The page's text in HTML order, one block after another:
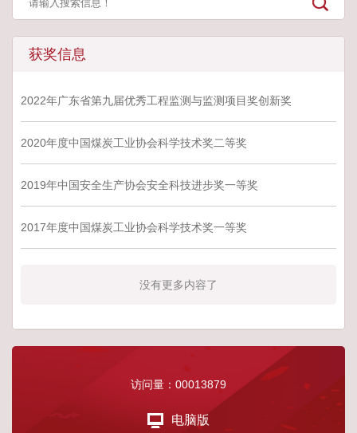
获奖信息
2022年广东省第九届优秀工程监测与监测项目奖创新奖
2020年度中国煤炭工业协会科学技术奖二等奖
2019年中国安全生产协会安全科技进步奖一等奖
2017年度中国煤炭工业协会科学技术奖一等奖
没有更多内容了
访问量： 00013879
电脑版